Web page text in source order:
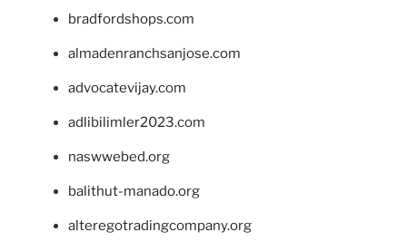
bradfordshops.com
almadenranchsanjose.com
advocatevijay.com
adlibilimler2023.com
naswwebed.org
balithut-manado.org
alteregotradingcompany.org